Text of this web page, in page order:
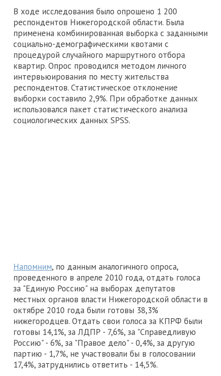
В ходе исследования было опрошено 1 200
респондентов Нижегородской области. Была
применена комбинированная выборка с заданными
социально-демографическими квотами с
процедурой случайного маршрутного отбора
квартир. Опрос проводился методом личного
интервьюирования по месту жительства
респондентов. Статистическое отклонение
выборки составило 2,9%. При обработке данных
использовался пакет статистического анализа
социологических данных SPSS.
Напомним, по данным аналогичного опроса,
проведенного в апреле 2010 года, отдать голоса
за "Единую Россию" на выборах депутатов
местных органов власти Нижегородской области в
октябре 2010 года были готовы 38,3%
нижегородцев. Отдать свои голоса за КПРФ были
готовы 14,1%, за ЛДПР - 7,6%, за "Справедливую
Россию" - 6%, за "Правое дело" - 0,4%, за другую
партию - 1,7%, не участвовали бы в голосовании
17,4%, затруднились ответить - 14,5%.